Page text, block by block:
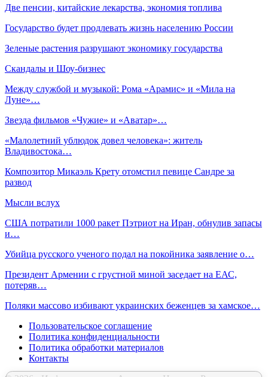
Две пенсии, китайские лекарства, экономия топлива
Государство будет продлевать жизнь населению России
Зеленые растения разрушают экономику государства
Скандалы и Шоу-бизнес
Между службой и музыкой: Рома «Арамис» и «Мила на
Луне»…
Звезда фильмов «Чужие» и «Аватар»…
«Малолетний ублюдок довел человека»: житель
Владивостока…
Композитор Микаэль Крету отомстил певице Сандре за
развод
Мысли вслух
США потратили 1000 ракет Пэтриот на Иран, обнулив запасы
и…
Убийца русского ученого подал на покойника заявление о…
Президент Армении с грустной миной заседает на ЕАС,
потеряв…
Поляки массово избивают украинских беженцев за хамское…
Пользовательское соглашение
Политика конфиденциальности
Политика обработки материалов
Контакты